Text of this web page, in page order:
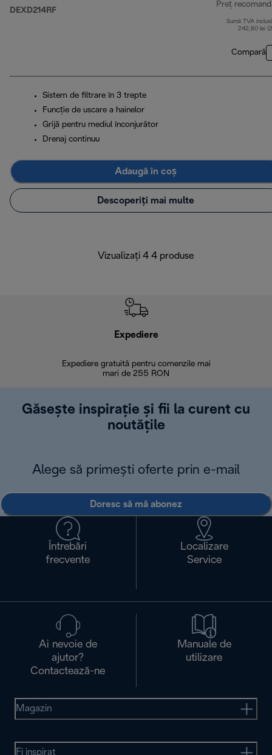
DEXD214RF
Preț
Sumă TVA
242,80 lei
Compară
Sistem de filtrare în 3 trepte
Funcție de uscare a hainelor
Grijă pentru mediul înconjurător
Drenaj continuu
Adaugă în coș
Descoperiți mai multe
Vizualizați 4 4 produse
Expediere
Expediere gratuită pentru comenzile mai
mari de 255 RON
Găsește inspirație și fii la curent cu
noutățile
Alege să primești oferte prin e-mail
Doresc să mă abonez
Întrebări
frecvente
Localizare
Service
Ai nevoie de
ajutor?
Contactează-ne
Manuale de
utilizare
Magazin
Fi inspirat